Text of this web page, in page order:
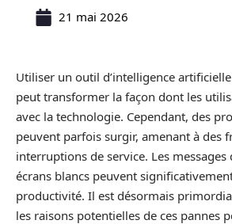
21 mai 2026
Utiliser un outil d’intelligence
peut transformer la façon dont les
avec la technologie. Cependant, des
peuvent parfois surgir, amenant à des
interruptions de service. Les messages
écrans blancs peuvent
productivité. Il est désormais
les raisons potentielles de ces pannes